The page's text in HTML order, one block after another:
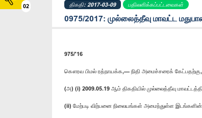
02 திகதி: 2017-03-09 பதிலளிக்கப்பட்டவைகள்
0975/2017: முல்லைத்தீவு மாவட்ட
975/'16
கௌரவ பிமல் ரத்நாயக்க,— நிதி அமைச்சரைக்
(அ) (i) 2009.05.19 ஆம் திகதியில் முல்லைத்தீவு
(ii) மேற்படி விற்பனை நிலையங்கள் அமைந்துள்ள